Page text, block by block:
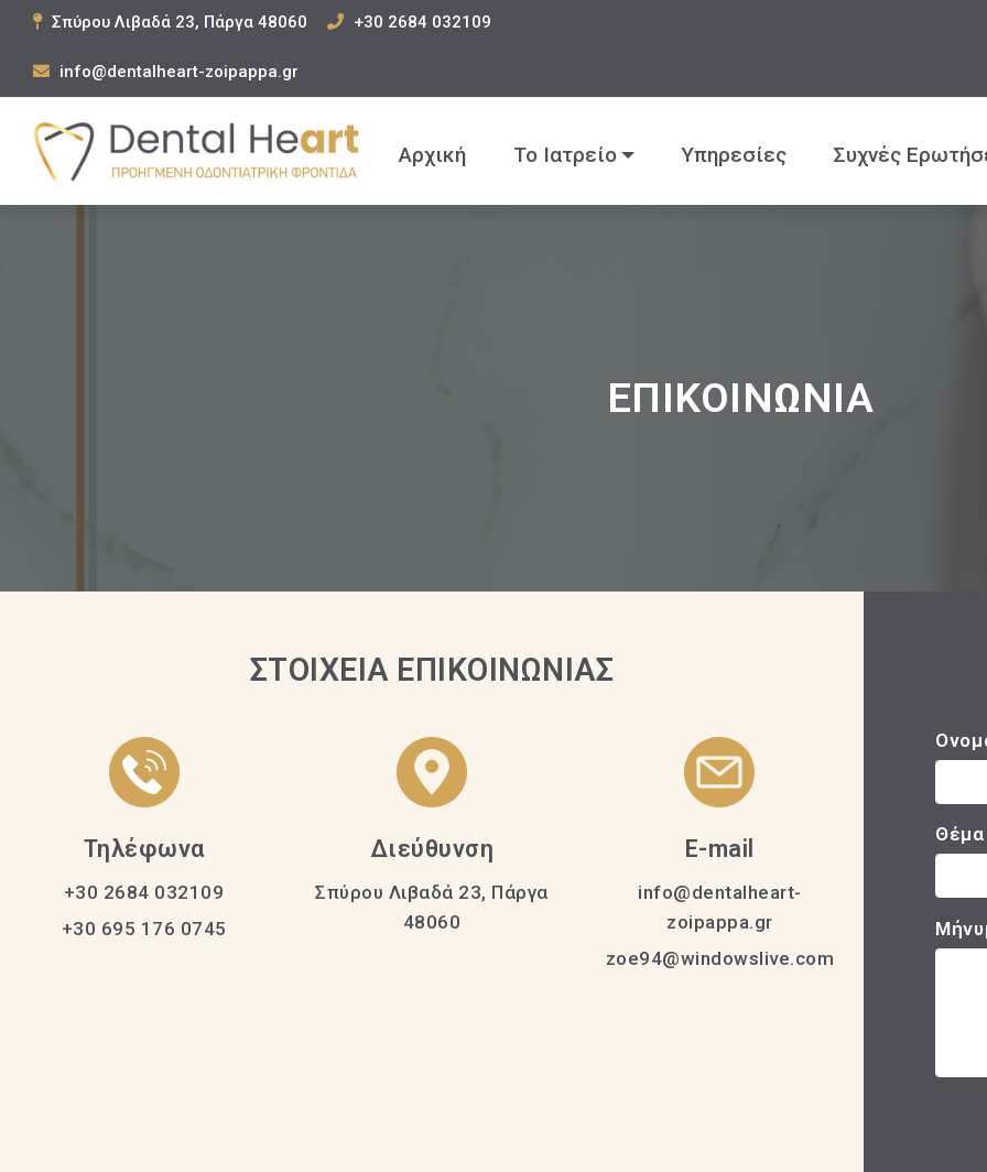
Σπύρου Λιβαδά 23, Πάργα 48060 +30 2684 032109
info@dentalheart-zoipappa.gr
Αρχική Το Ιατρείο Υπηρεσίες Συχνές
ΕΠΙΚΟΙΝΩΝΙΑ
ΣΤΟΙΧΕΙΑ ΕΠΙΚΟΙΝΩΝΙΑΣ
Τηλέφωνα
+30 2684 032109
+30 695 176 0745
Διεύθυνση
Σπύρου Λιβαδά 23, Πάργα
48060
E-mail
info@dentalheart-
zoipappa.gr
zoe94@windowslive.com
Θέμα